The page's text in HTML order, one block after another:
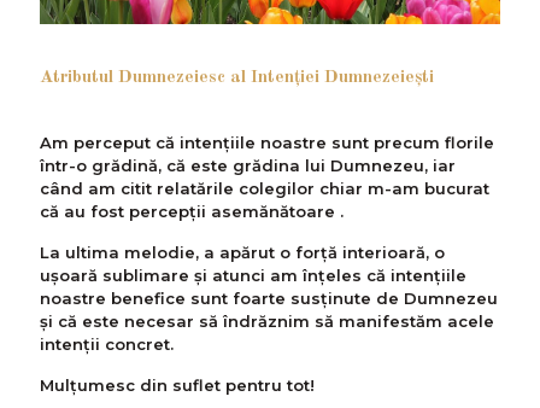
Atributul Dumnezeiesc al Intenției Dumnezeiești
Am perceput că intențiile noastre sunt precum florile
într-o grădină, că este grădina lui Dumnezeu, iar
când am citit relatările colegilor chiar m-am bucurat
că au fost percepții asemănătoare .
La ultima melodie, a apărut o forță interioară, o
ușoară sublimare și atunci am înțeles că intențiile
noastre benefice sunt foarte susținute de Dumnezeu
și că este necesar să îndrăznim să manifestăm acele
intenții concret.
Mulțumesc din suflet pentru tot!